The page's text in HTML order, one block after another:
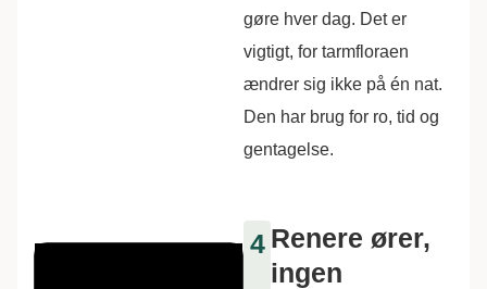
gøre hver dag. Det er
vigtigt, for tarmfloraen
ændrer sig ikke på én nat.
Den har brug for ro, tid og
gentagelse.
4 Renere ører,
ingen